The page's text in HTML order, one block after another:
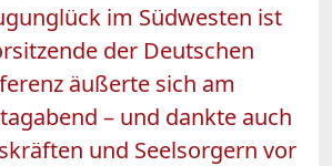
im Südwesten ist
der Deutschen
äußerte sich am
– und dankte auch
und Seelsorgern vor